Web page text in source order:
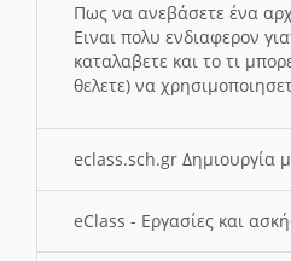
Πως να ανεβάσετε ένα
Ειναι πολυ ενδιαφερον
καταλαβετε και το τι
θελετε) να
eclass.sch.gr Δημιουργία
eClass - Εργασίες και